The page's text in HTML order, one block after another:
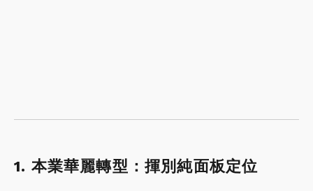
1. 本業華麗轉型：揮別純面板定位